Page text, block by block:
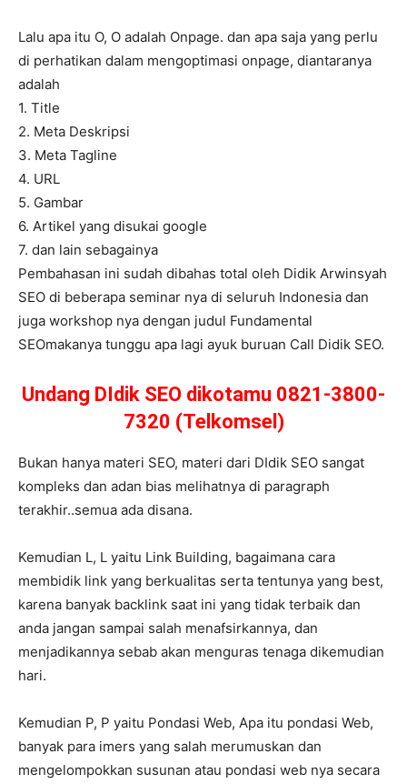
Lalu apa itu O, O adalah Onpage. dan apa saja yang perlu
di perhatikan dalam mengoptimasi onpage, diantaranya
adalah
1. Title
2. Meta Deskripsi
3. Meta Tagline
4. URL
5. Gambar
6. Artikel yang disukai google
7. dan lain sebagainya
Pembahasan ini sudah dibahas total oleh Didik Arwinsyah
SEO di beberapa seminar nya di seluruh Indonesia dan
juga workshop nya dengan judul Fundamental
SEOmakanya tunggu apa lagi ayuk buruan Call Didik SEO.
Undang DIdik SEO dikotamu 0821-3800-
7320 (Telkomsel)
Bukan hanya materi SEO, materi dari DIdik SEO sangat
kompleks dan adan bias melihatnya di paragraph
terakhir..semua ada disana.
Kemudian L, L yaitu Link Building, bagaimana cara
membidik link yang berkualitas serta tentunya yang best,
karena banyak backlink saat ini yang tidak terbaik dan
anda jangan sampai salah menafsirkannya, dan
menjadikannya sebab akan menguras tenaga dikemudian
hari.
Kemudian P, P yaitu Pondasi Web, Apa itu pondasi Web,
banyak para imers yang salah merumuskan dan
mengelompokkan susunan atau pondasi web nya secara